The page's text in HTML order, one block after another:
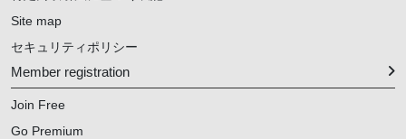
Site map
セキュリティポリシー
Member registration
Join Free
Go Premium